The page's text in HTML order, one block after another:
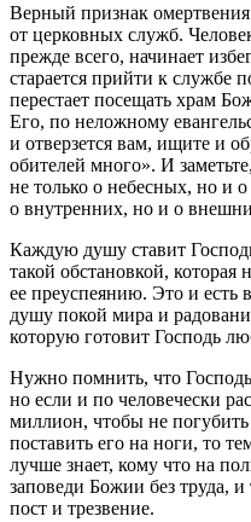
Верный признак
от церковных служб.
прежде всего, начинает
старается прийти к службе
перестает посещать храм
Его, по неложному
и отверзется вам, ищите и
обителей много». И
не только о небесных, но и
о внутренних, но и о
Каждую душу ставит
такой обстановкой, которая
ее преуспеянию. Это и есть
душу покой мира и
которую готовит Господь
Нужно помнить, что
но если и по человечески
миллион, чтобы не погубить
поставить его на ноги, то
лучше знает, кому что на
заповеди Божии без труда,
пост и трезвение.